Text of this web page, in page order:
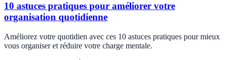
10 astuces pratiques pour améliorer votre
organisation quotidienne
Améliorez votre quotidien avec ces 10 astuces pratiques pour mieux
vous organiser et réduire votre charge mentale.